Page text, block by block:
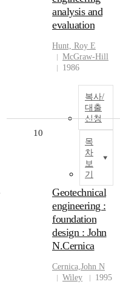
analysis and
evaluation
Hunt, Roy E
McGraw-Hill
1986
복사/
대출
신청
목
차
보
기
10
Geotechnical
engineering :
foundation
design : John
N.Cernica
Cernica,John N
Wiley
1995